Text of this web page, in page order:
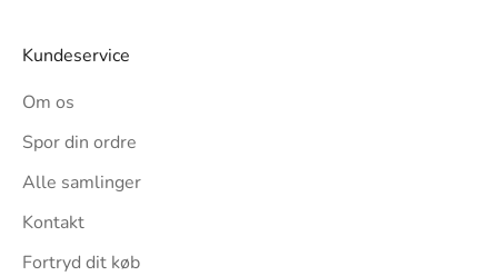
Kundeservice
Om os
Spor din ordre
Alle samlinger
Kontakt
Fortryd dit køb